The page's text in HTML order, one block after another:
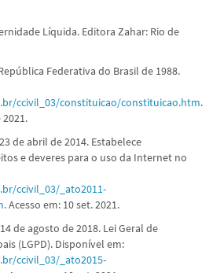
Líquida. Editora Zahar: Rio de
Federativa do Brasil de 1988.
ccivil_03/constituicao/constituicao.htm.
de abril de 2014. Estabelece
e deveres para o uso da Internet no
ccivil_03/_ato2011-
. Acesso em: 10 set. 2021.
14 de agosto de 2018. Lei Geral de
(LGPD). Disponível em:
ccivil_03/_ato2015-